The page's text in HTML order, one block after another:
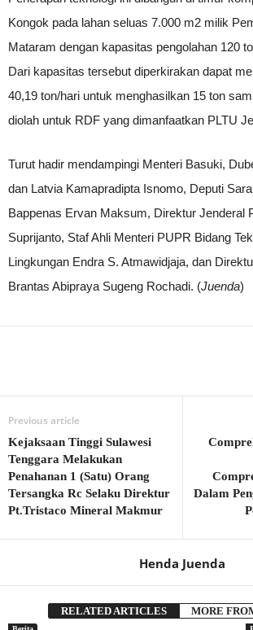
Kongok pada lahan seluas 7.000 m2 milik
Mataram dengan kapasitas pengolahan 120
Dari kapasitas tersebut diperkirakan dapat
40,19 ton/hari untuk menghasilkan 15 ton
diolah untuk RDF yang dimanfaatkan PLTU
Turut hadir mendampingi Menteri Basuki,
dan Latvia Kamapradipta Isnomo, Deputi
Bappenas Ervan Maksum, Direktur Jenderal
Suprijanto, Staf Ahli Menteri PUPR Bidang
Lingkungan Endra S. Atmawidjaja, dan
Brantas Abipraya Sugeng Rochadi. (Juenda)
Previous article
Kejaksaan Tinggi Sulawesi
Tenggara Melakukan
Penahanan 1 (Satu) Orang
Tersangka Rc Selaku Direktur
Pt.Tristaco Mineral Makmur
Dalam
Henda Juenda
RELATED ARTICLES MORE